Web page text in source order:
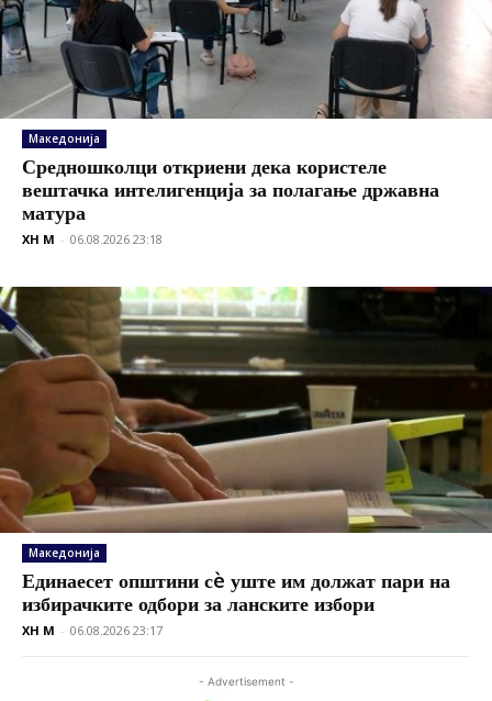
Македонија
Средношколци откриени дека користеле
вештачка интелигенција за полагање државна
матура
XH M - 06.08.2026 23:18
Македонија
Единаесет општини сè уште им должат пари на
избирачките одбори за ланските избори
XH M - 06.08.2026 23:17
- Advertisement -